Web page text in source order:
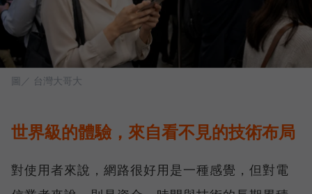
圖／ 台灣大哥大
世界級的體驗，來自看不見的技術布局
對使用者來說，網路很好用是一種感覺，但對電